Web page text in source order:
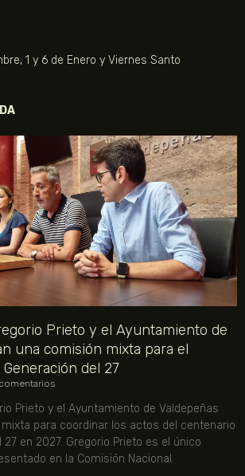
1 y 6 de Enero y Viernes Santo
Prieto y el Ayuntamiento de
una comisión mixta para el
del 27
Prieto y el Ayuntamiento de Valdepeñas
para coordinar los actos del centenario
en 2027. Gregorio Prieto es el único
en la Comisión Nacional.